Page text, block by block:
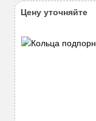
Цену уточняйте